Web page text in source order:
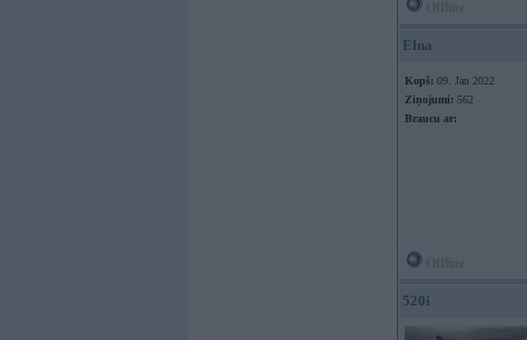
Elna
Kopš: 09. Jan 2022
Ziņojumi: 562
Braucu ar:
520i